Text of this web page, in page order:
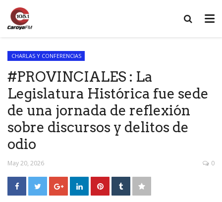
CHARLAS Y CONFERENCIAS
#PROVINCIALES : La
Legislatura Histórica fue sede
de una jornada de reflexión
sobre discursos y delitos de
odio
May 20, 2026 0